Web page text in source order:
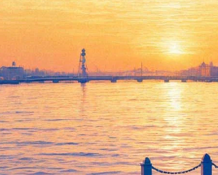
Saltimbanco
16 ноября 2011, среда-21 ноября 2011, понедельник
Версия для печати
Все спектакли